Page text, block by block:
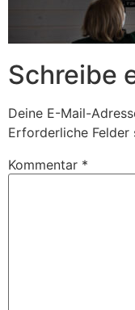
Schreibe
Deine E-Mail-
Erforderliche Felder
Kommentar *